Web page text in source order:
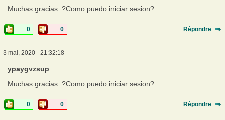
Muchas gracias. ?Como puedo iniciar sesion?
0 0 Répondre
3 mai, 2020 - 21:32:18
ypaygvzsup
Muchas gracias. ?Como puedo iniciar sesion?
0 0 Répondre